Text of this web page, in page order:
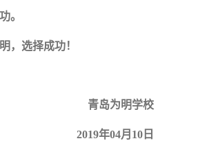
。
，选择成功！
青岛为明学校
2019年04月10日